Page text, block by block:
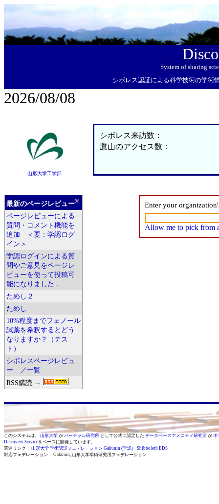
System of sharing
シボレス認証による科学技術の学術
2026/08/08
山形大学工学部
シボレス来訪数：
鷹山のアクセス数：
最新のページレビュー※
ページレビューによる
質問・コメント機能を
追加 ＜要：学認ログ
イン＞
学認ログインによる質
問やご意見をページレ
ビューを使って投稿可
能になりました．
ためし２
ためし
10%程度までフェノール
試薬を希釈するとどう
なりますか？（テス
ト）
シボレスページレビュ
ー…／一覧
RSS購読 →
Enter your
Allow me to pick from
このシステムは、 山形大学 が バーチャル研究所 として公式に認定した データベースアメニティ研究所 が ボ
Discovery Serviceをベースに開発しています。
関連リンク： 山形大学 学術認証フェデレーション Gakunin (学認）
Shibboleth EDS
対応フェデレーション： Gakunin, 山形大学学術研究用フェデレーション